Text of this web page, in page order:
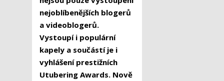
nejoblíbenějších blogerů
a videoblogerů.
Vystoupí i populární
kapely a součástí je i
vyhlášení prestižních
Utubering Awards. Nově